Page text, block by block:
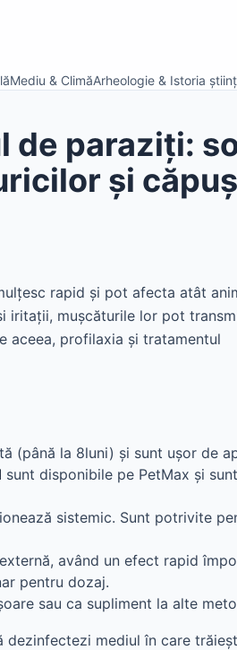
Mediu & ClimăArheologie & Istoria
de paraziți:
și
rapid și pot afecta atât
iritații, mușcăturile lor pot
aceea, profilaxia și tratamentul
(până la 8luni) și sunt ușor de
sunt disponibile pe PetMax și sunt
sistemic. Sunt potrivite
având un efect rapid
pentru dozaj.
sau ca supliment la alte
mediul în care